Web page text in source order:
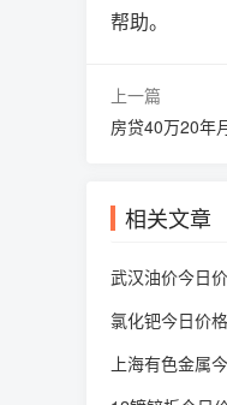
帮助。
上一篇
房贷40万20年
相关文章
武汉油价今日
氯化钯今日价
上海有色金属